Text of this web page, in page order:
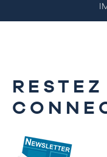
RESTEZ